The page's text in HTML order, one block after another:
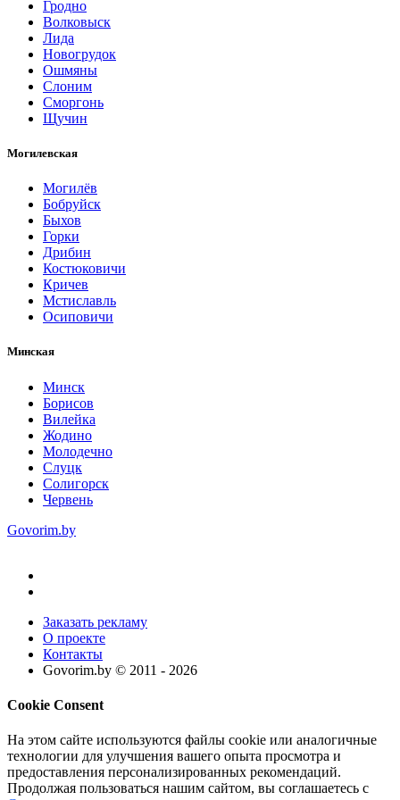
Гродно
Волковыск
Лида
Новогрудок
Ошмяны
Слоним
Сморгонь
Щучин
Могилевская
Могилёв
Бобруйск
Быхов
Горки
Дрибин
Костюковичи
Кричев
Мстиславль
Осиповичи
Минская
Минск
Борисов
Вилейка
Жодино
Молодечно
Слуцк
Солигорск
Червень
Govorim.by
Заказать рекламу
О проекте
Контакты
Govorim.by © 2011 - 2026
Cookie Consent
На этом сайте используются файлы cookie или аналогичные
технологии для улучшения вашего опыта просмотра и
предоставления персонализированных рекомендаций.
Продолжая пользоваться нашим сайтом, вы соглашаетесь с